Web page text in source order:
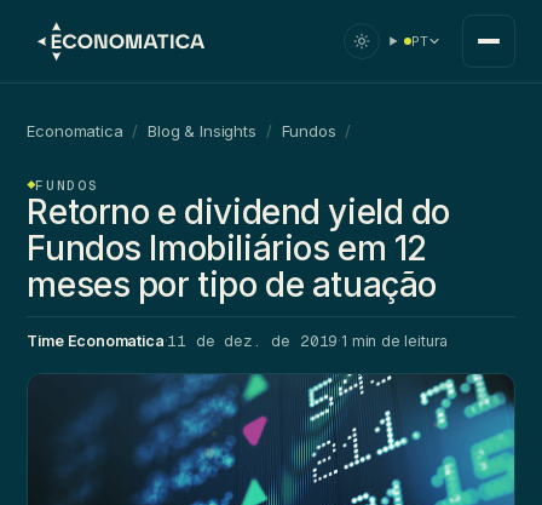
PT
Economatica / Blog & Insights / Fundos /
FUNDOS
Retorno e dividend yield do
Fundos Imobiliários em 12
meses por tipo de atuação
Time Economatica·11 de dez. de 2019·1 min de leitura